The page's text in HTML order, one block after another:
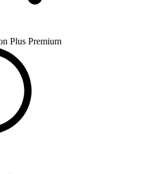
Plus Premium